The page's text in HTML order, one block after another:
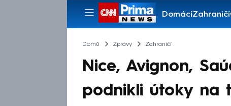
DomácíZahraničí
Pořady
Domů Zprávy Zahraničí
Nice, Avignon,
podnikli útoky na